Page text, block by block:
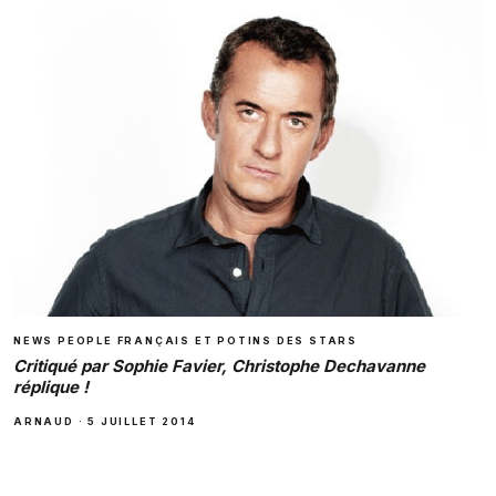
NEWS PEOPLE FRANÇAIS ET POTINS DES STARS
Critiqué par Sophie Favier, Christophe Dechavanne
réplique !
ARNAUD ·5 JUILLET 2014